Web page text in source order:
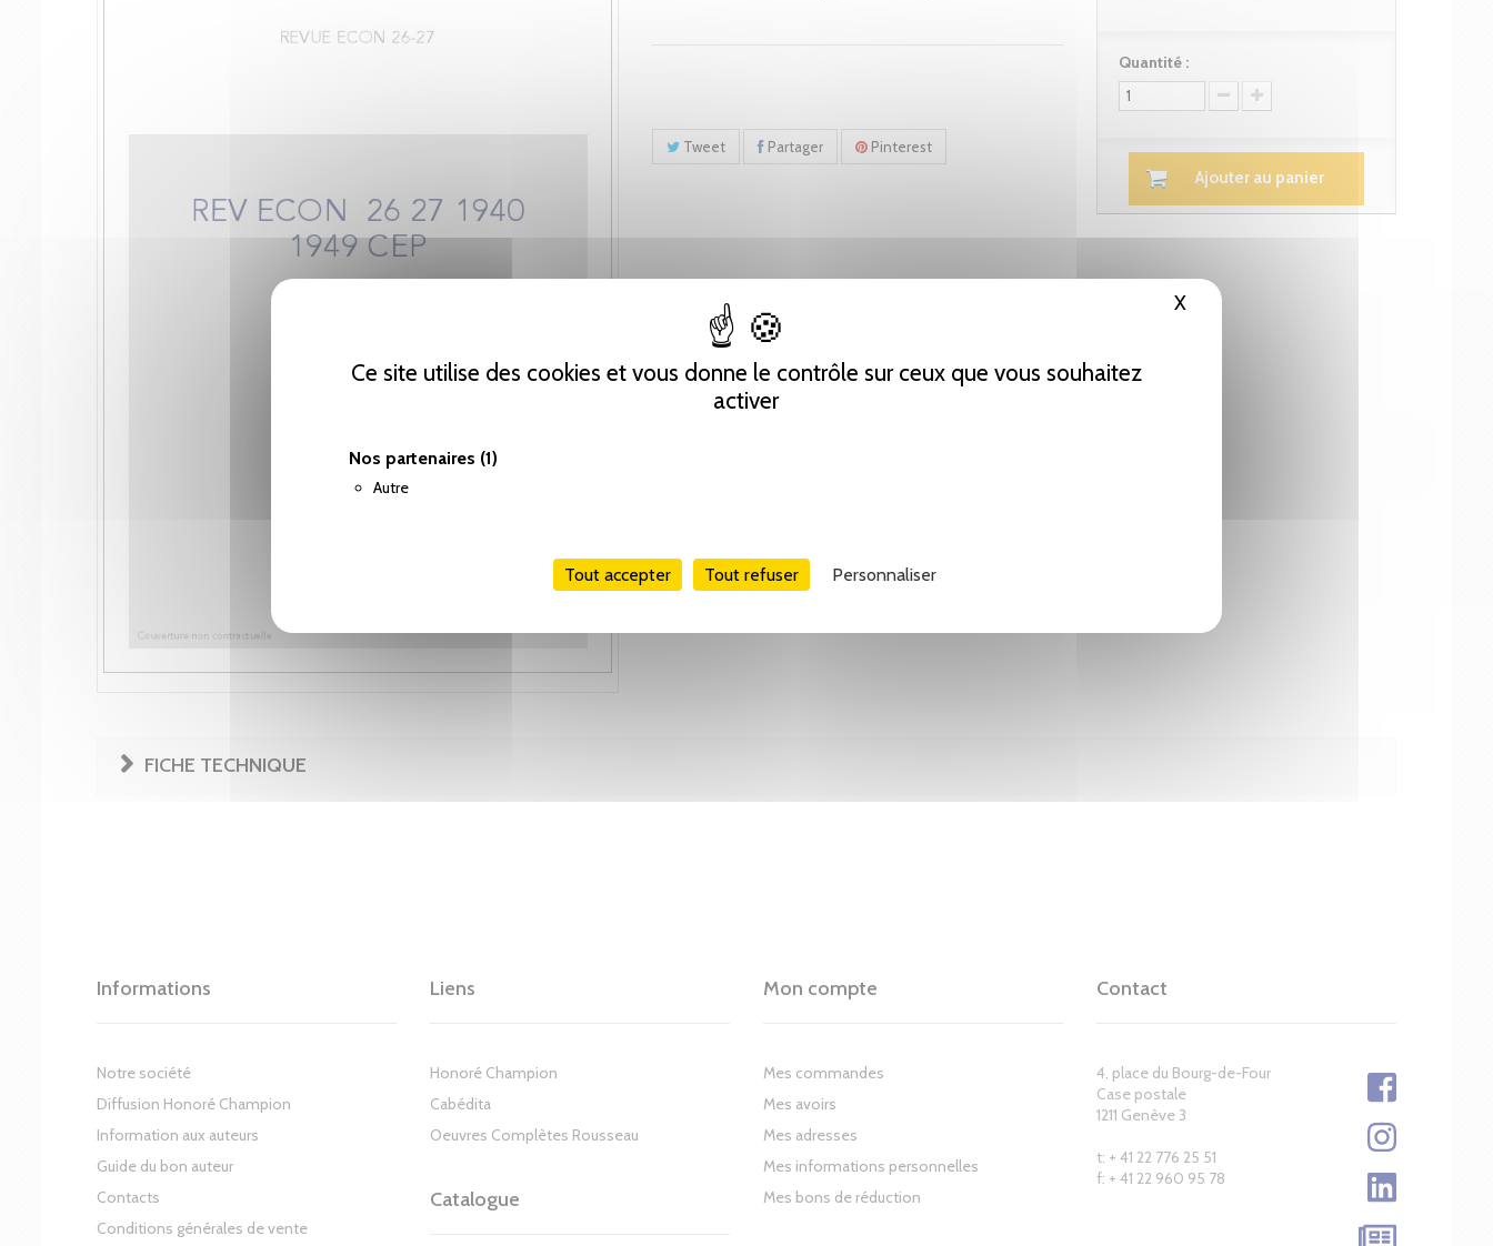
Ce site utilise des cookies et vous donne le contrôle sur ceux que vous souhaitez
activer
Nos partenaires (1)
Autre
Tout accepter Tout refuser Personnaliser
X Masquer le bandeau des cookies
Tweet Partager Pinterest
Quantité :
Ajouter au panier
FICHE TECHNIQUE
Informations
Notre société
Diffusion Honoré Champion
Information aux auteurs
Guide du bon auteur
Contacts
Conditions générales de vente
Liens
Honoré Champion
Cabédita
Oeuvres Complètes Rousseau
Catalogue
Mon compte
Mes commandes
Mes avoirs
Mes adresses
Mes informations personnelles
Mes bons de réduction
Contact
4, place du Bourg-de-Four
Case postale
1211 Genève 3
t: + 41 22 776 25 51
f: + 41 22 960 95 78